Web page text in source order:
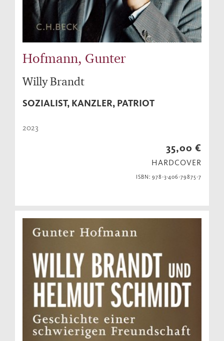
Hofmann, Gunter
Willy Brandt
SOZIALIST, KANZLER, PATRIOT
2023
35,00 €
HARDCOVER
ISBN: 978-3-406-79875-7